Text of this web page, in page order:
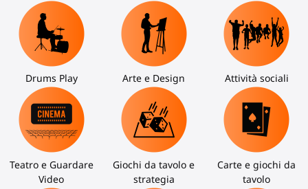
Drums Play Arte e Design Attività sociali
Teatro e Guardare
Video
Giochi da tavolo e
strategia
Carte e giochi da
tavolo